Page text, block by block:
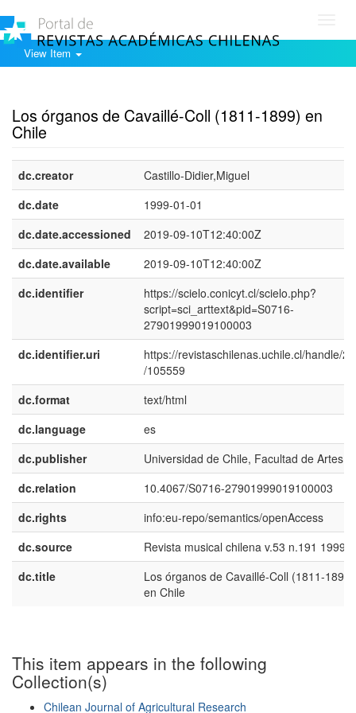
View Item
Los órganos de Cavaillé-Coll (1811-1899) en
Chile
dc.creator
Castillo-Didier,Miguel
dc.date
1999-01-01
dc.date.accessioned
2019-09-10T12:40:00Z
dc.date.available
2019-09-10T12:40:00Z
dc.identifier
https://scielo.conicyt.cl/scielo.php?
script=sci_arttext&pid=S0716-
27901999019100003
dc.identifier.uri
https://revistaschilenas.uchile.cl/handle/
/105559
dc.format
text/html
dc.language
es
dc.publisher
Universidad de Chile, Facultad de Artes
dc.relation
10.4067/S0716-27901999019100003
dc.rights
info:eu-repo/semantics/openAccess
dc.source
Revista musical chilena v.53 n.191 1999
dc.title
Los órganos de Cavaillé-Coll (1811-1899)
en Chile
This item appears in the following
Collection(s)
Chilean Journal of Agricultural Research